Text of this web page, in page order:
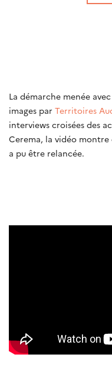
La démarche menée
images par Territoires
interviews croisées des
Cerema, la vidéo
a pu être relancée.